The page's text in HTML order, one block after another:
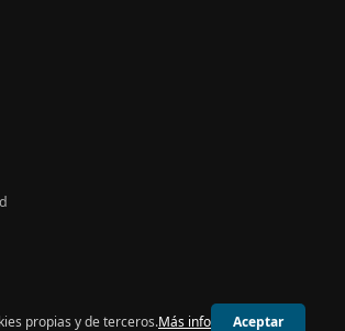
propias y de terceros.Más info Aceptar